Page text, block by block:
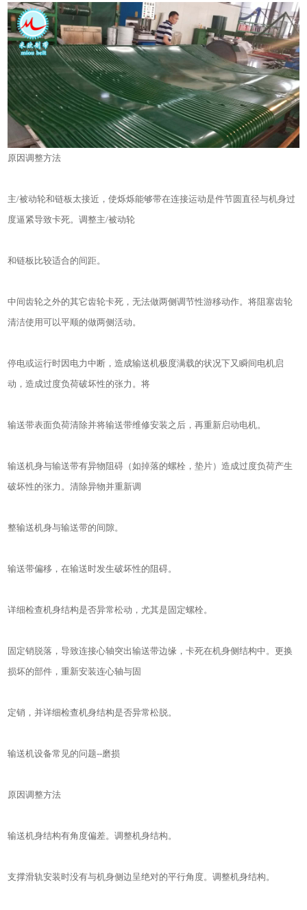
原因调整方法
主/被动轮和链板太接近，使烁烁能够带在连接运动是件节圆直径与机身过
度逼紧导致卡死。调整主/被动轮
和链板比较适合的间距。
中间齿轮之外的其它齿轮卡死，无法做两侧调节性游移动作。将阻塞齿轮
清洁使用可以平顺的做两侧活动。
停电或运行时因电力中断，造成输送机极度满载的状况下又瞬间电机启
动，造成过度负荷破坏性的张力。将
输送带表面负荷清除并将输送带维修安装之后，再重新启动电机。
输送机身与输送带有异物阻碍（如掉落的螺栓，垫片）造成过度负荷产生
破坏性的张力。清除异物并重新调
整输送机身与输送带的间隙。
输送带偏移，在输送时发生破坏性的阻碍。
详细检查机身结构是否异常松动，尤其是固定螺栓。
固定销脱落，导致连接心轴突出输送带边缘，卡死在机身侧结构中。更换
损坏的部件，重新安装连心轴与固
定销，并详细检查机身结构是否异常松脱。
输送机设备常见的问题--磨损
原因调整方法
输送机身结构有角度偏差。调整机身结构。
支撑滑轨安装时没有与机身侧边呈绝对的平行角度。调整机身结构。